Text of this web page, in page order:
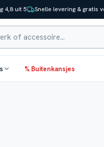
4,8 uit 5 Snelle levering & gratis
% Buitenkansjes